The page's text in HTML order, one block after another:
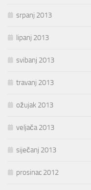
srpanj 2013
lipanj 2013
svibanj 2013
travanj 2013
ožujak 2013
veljača 2013
siječanj 2013
prosinac 2012